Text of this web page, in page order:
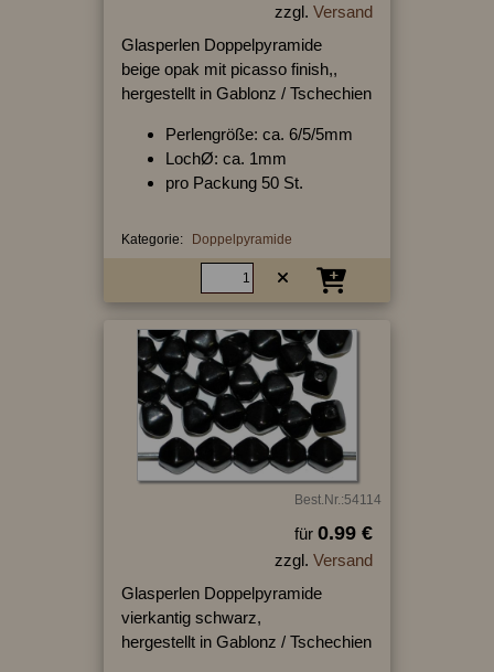
zzgl. Versand
Glasperlen Doppelpyramide
beige opak mit picasso finish,,
hergestellt in Gablonz / Tschechien
Perlengröße: ca. 6/5/5mm
LochØ: ca. 1mm
pro Packung 50 St.
Kategorie: Doppelpyramide
Best.Nr.:54114
für 0.99 €
zzgl. Versand
Glasperlen Doppelpyramide
vierkantig schwarz,
hergestellt in Gablonz / Tschechien